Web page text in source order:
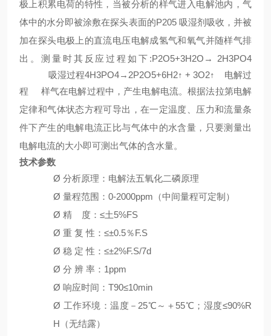
极上积累电荷的特性，当被分析的样气进入电解池内，气
体中的水分即被涂敷在探头表面的P205 吸湿剂吸收，并被
加在探头电极上的直流电压电解成氢气和氧气并随样气排
出。 测量时其反应过程如下 :P2O5+3H2O→ 2H3PO4
吸湿过程4H3PO4→2P2O5+6H2↑ + 3O2↑ 电解过
程
样气在电解过程中，产生电解电流。根据法拉第电解
定律和气体状态方程可导出，在一定温度、压力和流量条
件下产生的电解电流正比与气体中的水含量，只要测量出
电解电流的大小即可测出气体的含水量。
技术参数
Ø 分析原理：电解法五氧化二磷原理
Ø 量程范围： 0-2000ppm （中间量程可定制）
Ø 精 度 ： ≤土5%FS
Ø 重 复 性： ≤±0.5％F.S
Ø 稳 定 性： ≤±2%F.S/7d
Ø 分 辨 率： 1ppm
Ø 响应时间： T90≤10min
Ø 工作环境：温度－ 25℃～＋55℃ ； 湿度≤90%R
H （无结露）